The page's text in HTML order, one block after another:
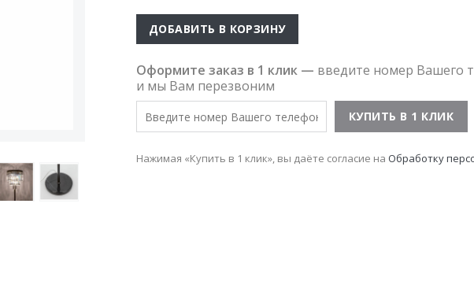
ДОБАВИТЬ В КОРЗИНУ
Оформите заказ в 1 клик — введите номер Вашего
и мы Вам перезвоним
Нажимая «Купить в 1 клик», вы даёте согласие на Обработку